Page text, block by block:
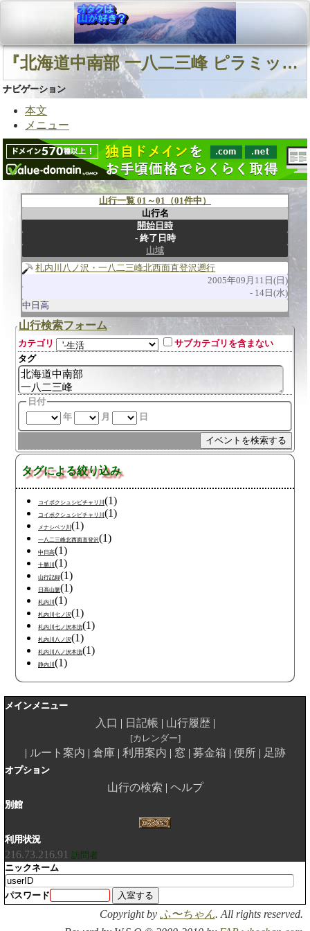
『北海道中南部 一八二三峰 ピラミッド峰』に関連する山行
ナビゲーション
本文
メニュー
山行一覧 01～01（01件中）
山行名
開始日時
終了日時
山域
札内川八ノ沢・一八二三峰北西面直登沢遡行
2005年09月11日(日)
14日(水)
中日高
山行検索フォーム
カテゴリ
サブカテゴリを含まない
タグ
日付
年
月 日
タグによる絞り込み
コイボクシュシビチャリ川 (1)
コイボクシュシビチャリ川 (1)
メナシベツ川 (1)
一八二三峰北西面直登沢(1)
中日高(1)
十勝川 (1)
山行記録(1)
日高山脈(1)
札内川 (1)
札内川七ノ沢(1)
札内川七ノ沢本流(1)
札内川八ノ沢(1)
札内川八ノ沢本流(1)
静内川 (1)
メインメニュー
入口 日記帳 山行履歴
カレンダー
ルート案内 倉庫 利用案内 窓 募金箱 便所 足跡
オプション
山行の検索 ヘルプ
別館
利用状況
216.73.216.91 訪問者
ニックネーム
パスワード
Copyright by ふ〜ちゃん. All rights reserved.